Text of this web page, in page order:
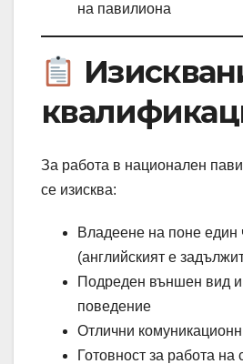
на павилиона
За работа в национален
се изисква:
Владеене на поне един
(английският е
Подреден външен вид
поведение
Отлични
Готовност за работа на